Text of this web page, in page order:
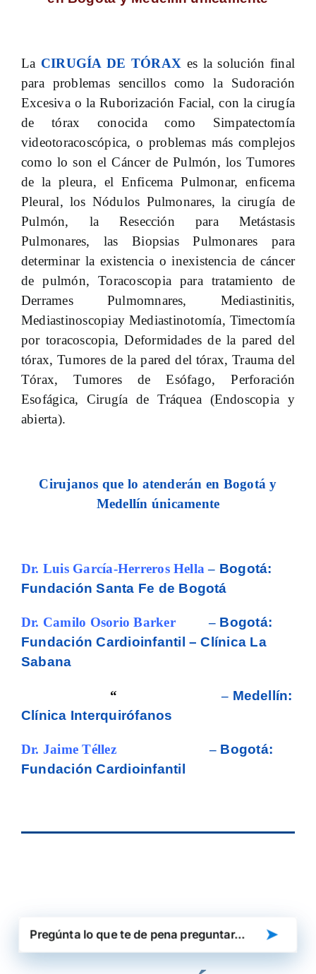
La CIRUGÍA DE TÓRAX es la solución final
para problemas sencillos como la Sudoración
Excesiva o la Ruborización Facial, con la cirugía
de tórax conocida como Simpatectomía
videotoracoscópica, o problemas más complejos
como lo son el Cáncer de Pulmón, los Tumores
de la pleura, el Enficema Pulmonar, enficema
Pleural, los Nódulos Pulmonares, la cirugía de
Pulmón, la Resección para Metástasis
Pulmonares, las Biopsias Pulmonares para
determinar la existencia o inexistencia de cáncer
de pulmón, Toracoscopia para tratamiento de
Derrames Pulmomnares, Mediastinitis,
Mediastinoscopiay Mediastinotomía, Timectomía
por toracoscopia, Deformidades de la pared del
tórax, Tumores de la pared del tórax, Trauma del
Tórax, Tumores de Esófago, Perforación
Esofágica, Cirugía de Tráquea (Endoscopia y
abierta).
Cirujanos que lo atenderán en Bogotá y
Medellín únicamente
Dr. Luis García-Herreros Hella – Bogotá:
Fundación Santa Fe de Bogotá
Dr. Camilo Osorio Barker – Bogotá:
Fundación Cardioinfantil – Clínica La
Sabana
“ – Medellín:
Clínica Interquirófanos
Dr. Jaime Téllez –– Bogotá:
Fundación Cardioinfantil
➤